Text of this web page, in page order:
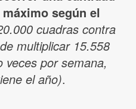
según el
cuadras contra
multiplicar 15.558
veces por semana,
el año).